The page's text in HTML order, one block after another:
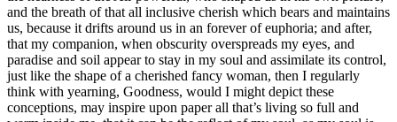
and the breath of that all inclusive cherish which bears and maintains
us, because it drifts around us in an forever of euphoria; and after,
that my companion, when obscurity overspreads my eyes, and
paradise and soil appear to stay in my soul and assimilate its control,
just like the shape of a cherished fancy woman, then I regularly
think with yearning, Goodness, would I might depict these
conceptions, may inspire upon paper all that’s living so full and